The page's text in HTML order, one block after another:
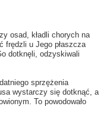
osad, kładli chorych na
frędzli u Jego płaszcza
dotknęli, odzyskiwali
sprzężenia
wystarczy się dotknąć, a
To powodowało